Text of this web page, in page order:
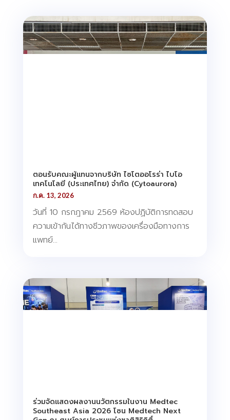
ตอนรับคณะผู้แทนจากบริษัท ไซโตออโรร่า ไบโอ
เทคโนโลยี (ประเทศไทย) จำกัด (Cytoaurora)
ก.ค. 13, 2026
วันที่ 10 กรกฎาคม 2569 ห้องปฏิบัติการทดสอบ
ความเข้ากันได้ทางชีวภาพของเครื่องมือทางการ
แพทย์...
ร่วมจัดแสดงผลงานนวัตกรรมในงาน Medtec
Southeast Asia 2026 โซน Medtech Next